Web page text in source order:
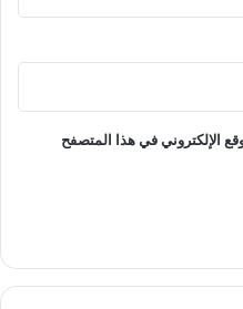
الإلكتروني في هذا المتصفح